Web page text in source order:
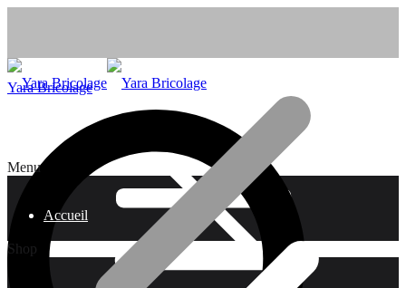
Menu
Accueil
Shop
Yara Bricolage